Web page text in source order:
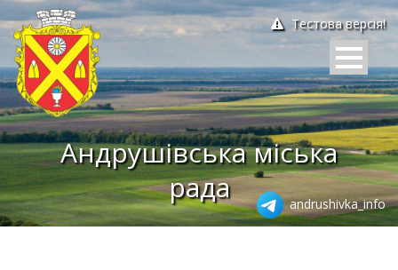
Тестова версія!
Андрушівська міська
рада
andrushivka_info